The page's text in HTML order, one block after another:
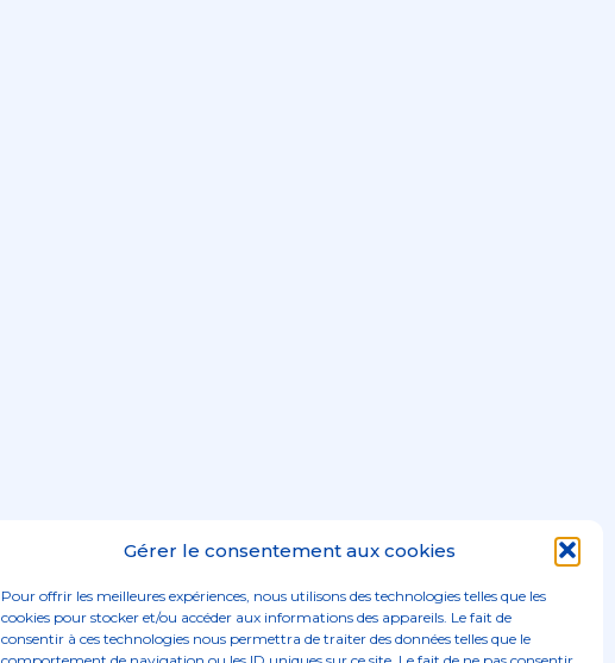
Gérer le consentement aux cookies
Pour offrir les meilleures expériences, nous utilisons des technologies telles que les
cookies pour stocker et/ou accéder aux informations des appareils. Le fait de
consentir à ces technologies nous permettra de traiter des données telles que le